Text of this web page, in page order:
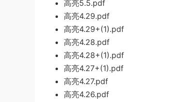
高亮5.5.pdf
高亮4.29.pdf
高亮4.29+(1).pdf
高亮4.28.pdf
高亮4.28+(1).pdf
高亮4.27+(1).pdf
高亮4.27.pdf
高亮4.26.pdf